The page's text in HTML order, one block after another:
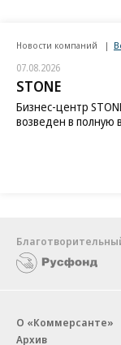
Новости компаний
07.08.2026
STONE
Бизнес-центр
возведен в полную
О «Коммерсанте»
Архив